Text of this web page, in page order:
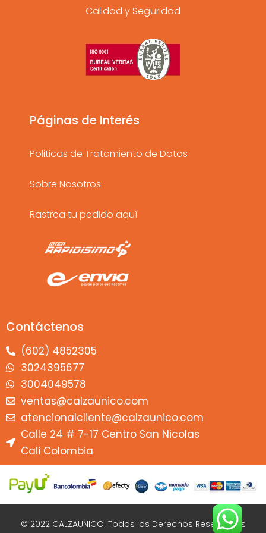
s
t
a
g
a
m
c
e
b
o
k
u
t
b
Calidad y Seguridad
Páginas de Interés
Politicas de Tratamiento de Datos
Sobre Nosotros
Rastrea tu pedido aquí
Contáctenos
(602) 4852305
3024395677
3004049578
ventas@calzaunico.com
atencionalcliente@calzaunico.com
Calle 24 # 7-17 Centro San Nicolas
Cali Colombia
© 2022 CALZAUNICO. Todos los Derechos Reservados